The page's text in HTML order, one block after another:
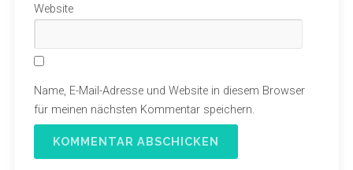
Website
Name, E-Mail-Adresse und Website in diesem Browser
für meinen nächsten Kommentar speichern.